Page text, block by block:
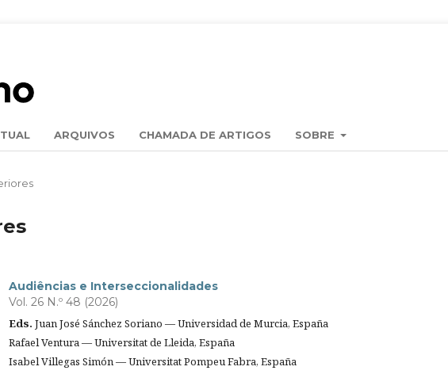
ARQUIVOS CHAMADA DE ARTIGOS SOBRE
Audiências e Interseccionalidades
Vol. 26 N.º 48 (2026)
Eds. Juan José Sánchez Soriano — Universidad de Murcia, España
Rafael Ventura — Universitat de Lleida, España
Isabel Villegas Simón — Universitat Pompeu Fabra, España